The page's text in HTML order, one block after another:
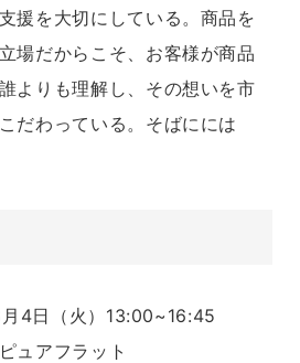
援を大切にしている。商品を
場だからこそ、お客様が商品
よりも理解し、その想いを市
だわっている。そばにには
4日（火）13:00~16:45
アフラット